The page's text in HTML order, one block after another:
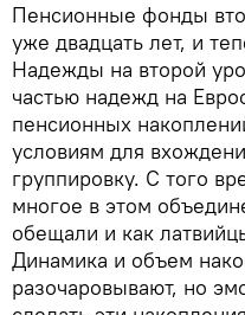
Пенсионные фонды
уже двадцать лет, и
Надежды на второй
частью надежд на
пенсионных
условиям для
группировку. С того
многое в этом
обещали и как
Динамика и объем
разочаровывают, но